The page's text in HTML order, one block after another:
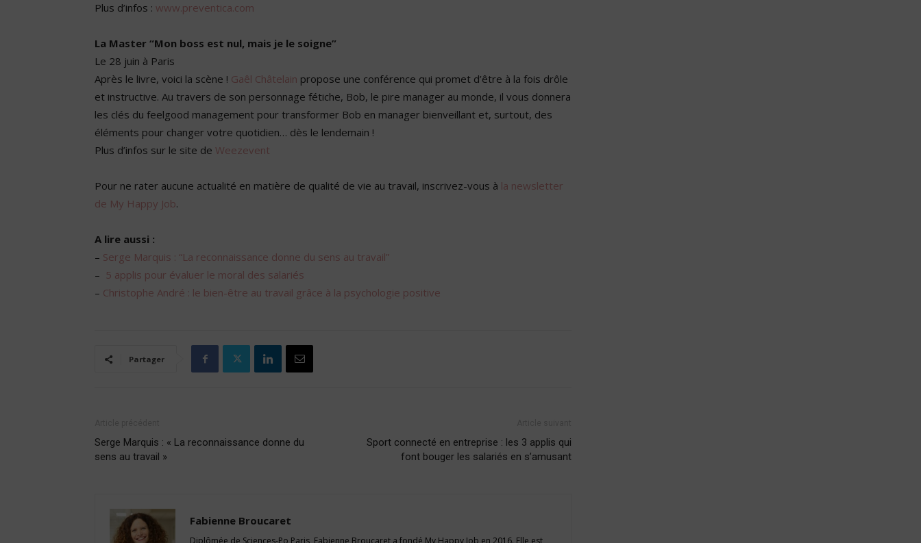
Plus d’infos : www.preventica.com
La Master “Mon boss est nul, mais je le soigne”
Le 28 juin à Paris
Après le livre, voici la scène ! Gaêl Châtelain propose une conférence qui promet d’être à la fois drôle
et instructive. Au travers de son personnage fétiche, Bob, le pire manager au monde, il vous donnera
les clés du feelgood management pour transformer Bob en manager bienveillant et, surtout, des
éléments pour changer votre quotidien… dès le lendemain !
Plus d’infos sur le site de Weezevent
Pour ne rater aucune actualité en matière de qualité de vie au travail, inscrivez-vous à la newsletter
de My Happy Job.
A lire aussi :
– Serge Marquis : “La reconnaissance donne du sens au travail”
– 5 applis pour évaluer le moral des salariés
– Christophe André : le bien-être au travail grâce à la psychologie positive
Partager
Serge Marquis : « La reconnaissance donne du
sens au travail »
Sport connecté en entreprise : les 3 applis qui
font bouger les salariés en s’amusant
Fabienne Broucaret